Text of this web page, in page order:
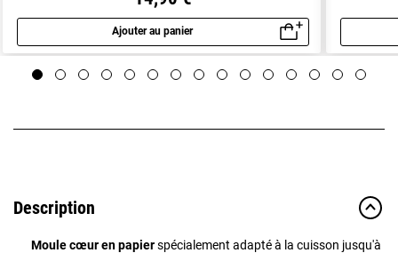
Ajouter au panier
Aperçu rapide
Description
Moule cœur en papierspécialement adapté à la cuisson jusqu'à